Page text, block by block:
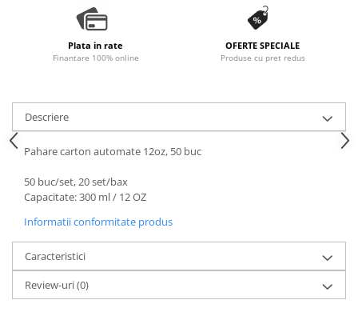
Plata in rate
Finantare 100% online
OFERTE SPECIALE
Produse cu pret redus
Descriere
Pahare carton automate 12oz, 50 buc
50 buc/set, 20 set/bax
Capacitate: 300 ml / 12 OZ
Informatii conformitate produs
Caracteristici
Review-uri(0)